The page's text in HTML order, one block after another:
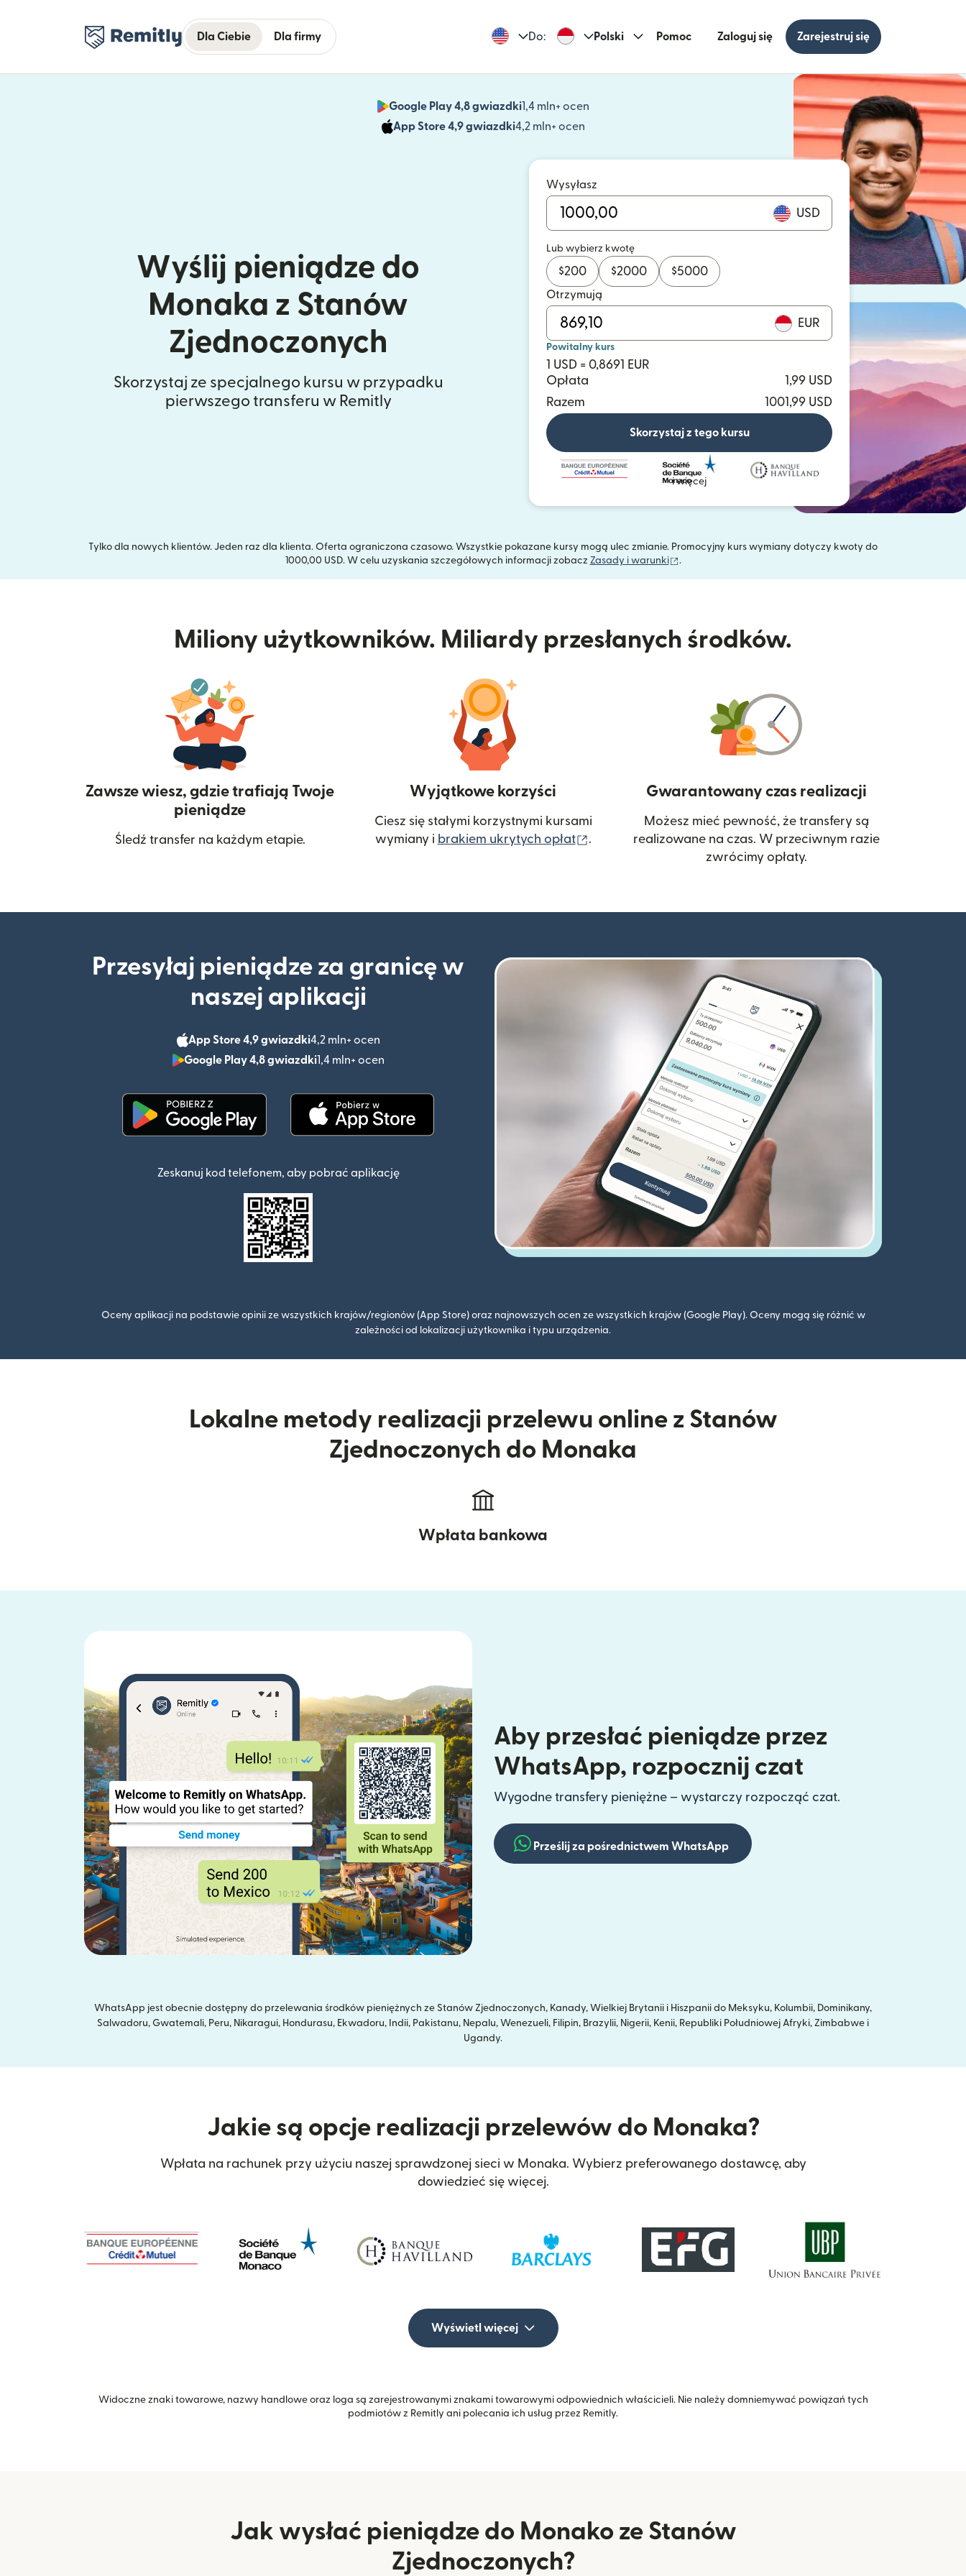
Dla Ciebie Dla firmy Do: Polski Pomoc Zaloguj się Zarejestruj się
Google Play 4,8 gwiazdki1,4 mln+ ocen
(otwiera się w nowym oknie)
App Store 4,9 gwiazdki4,2 mln+ ocen
(otwiera się w nowym oknie)
Wyślij pieniądze do
Monaka z Stanów
Zjednoczonych
Skorzystaj ze specjalnego kursu w przypadku
pierwszego transferu w Remitly
Wysyłasz
USD
Lub wybierz kwotę
$200 $2000 $5000
Otrzymują
EUR
Powitalny kurs
1 USD = 0,8691 EUR
Opłata
1,99 USD
Razem
1001,99 USD
Skorzystaj z tego kursu
i więcej
Tylko dla nowych klientów. Jeden raz dla klienta. Oferta ograniczona czasowo. Wszystkie pokazane kursy mogą ulec zmianie. Promocyjny kurs wymiany dotyczy kwoty do
1000,00 USD. W celu uzyskania szczegółowych informacji zobacz Zasady i warunki (otwiera się w nowym oknie)
.
Miliony użytkowników. Miliardy przesłanych środków.
Zawsze wiesz, gdzie trafiają Twoje
pieniądze
Śledź transfer na każdym etapie.
Wyjątkowe korzyści
Ciesz się stałymi korzystnymi kursami
wymiany i brakiem ukrytych opłat (otwiera się w nowym oknie)
.
Gwarantowany czas realizacji
Możesz mieć pewność, że transfery są
realizowane na czas. W przeciwnym razie
zwrócimy opłaty.
Przesyłaj pieniądze za granicę w
naszej aplikacji
App Store 4,9 gwiazdki4,2 mln+ ocen
(otwiera się w nowym oknie)
Google Play 4,8 gwiazdki1,4 mln+ ocen
(otwiera się w nowym oknie)
Zeskanuj kod telefonem, aby pobrać aplikację
Oceny aplikacji na podstawie opinii ze wszystkich krajów/regionów (App Store) oraz najnowszych ocen ze wszystkich krajów (Google Play). Oceny mogą się różnić w
zależności od lokalizacji użytkownika i typu urządzenia.
Lokalne metody realizacji przelewu online z Stanów
Zjednoczonych do Monaka
Wpłata bankowa
Aby przesłać pieniądze przez
WhatsApp, rozpocznij czat
Wygodne transfery pieniężne – wystarczy rozpocząć czat.
Prześlij za pośrednictwem WhatsApp
WhatsApp jest obecnie dostępny do przelewania środków pieniężnych ze Stanów Zjednoczonych, Kanady, Wielkiej Brytanii i Hiszpanii do Meksyku, Kolumbii, Dominikany,
Salwadoru, Gwatemali, Peru, Nikaragui, Hondurasu, Ekwadoru, Indii, Pakistanu, Nepalu, Wenezueli, Filipin, Brazylii, Nigerii, Kenii, Republiki Południowej Afryki, Zimbabwe i
Ugandy.
Jakie są opcje realizacji przelewów do Monaka?
Wpłata na rachunek przy użyciu naszej sprawdzonej sieci w Monaka. Wybierz preferowanego dostawcę, aby
dowiedzieć się więcej.
Wyświetl więcej
Widoczne znaki towarowe, nazwy handlowe oraz loga są zarejestrowanymi znakami towarowymi odpowiednich właścicieli. Nie należy domniemywać powiązań tych
podmiotów z Remitly ani polecania ich usług przez Remitly.
Jak wysłać pieniądze do Monako ze Stanów
Zjednoczonych?